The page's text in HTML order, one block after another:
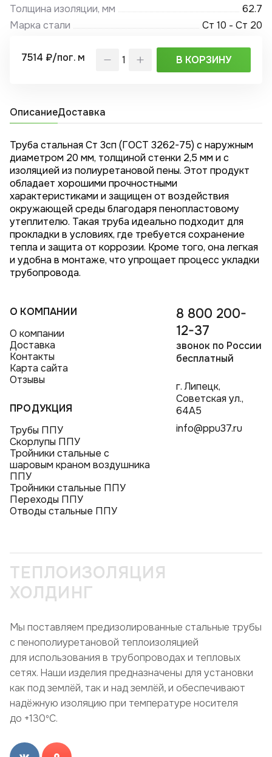
Толщина изоляции, мм
62.7
Марка стали
Ст 10 - Ст 20
7514 ₽/пог. м В КОРЗИНУ
ОписаниеДоставка
Труба стальная Ст 3сп (ГОСТ 3262-75) с наружным
диаметром 20 мм, толщиной стенки 2,5 мм и с
изоляцией из полиуретановой пены. Этот продукт
обладает хорошими прочностными
характеристиками и защищен от воздействия
окружающей среды благодаря пенопластовому
утеплителю. Такая труба идеально подходит для
прокладки в условиях, где требуется сохранение
тепла и защита от коррозии. Кроме того, она легкая
и удобна в монтаже, что упрощает процесс укладки
трубопровода.
О КОМПАНИИ
О компании
Доставка
Контакты
Карта сайта
Отзывы
ПРОДУКЦИЯ
Трубы ППУ
Скорлупы ППУ
Тройники стальные с
шаровым краном воздушника
ППУ
Тройники стальные ППУ
Переходы ППУ
Отводы стальные ППУ
8 800 200-
12-37
звонок по России
бесплатный
г. Липецк,
Советская ул.,
64А5
info@ppu37.ru
ТЕПЛОИЗОЛЯЦИЯ
ХОЛДИНГ
Мы поставляем предизолированные стальные трубы
с пенополиуретановой теплоизоляцией
для использования в трубопроводах и тепловых
сетях. Наши изделия предназначены для установки
как под землёй, так и над землёй, и обеспечивают
надёжную изоляцию при температуре носителя
до +130ºC.